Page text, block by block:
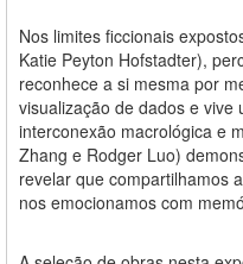
Nos limites ficcionais
Katie Peyton Hofstadter),
reconhece a si mesma por
visualização de dados e
interconexão macrológica e
Zhang e Rodger Luo)
revelar que compartilhamos
nos emocionamos com